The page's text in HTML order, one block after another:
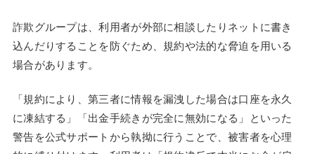
詐欺グループは、利用者が外部に相談したりネットに書き
込んだりすることを防ぐため、規約や法的な脅迫を用いる
場合があります。
「規約により、第三者に情報を漏洩した場合は口座を永久
に凍結する」「出金手続きが完全に無効になる」といった
警告を公式サポートから執拗に行うことで、被害者を心理